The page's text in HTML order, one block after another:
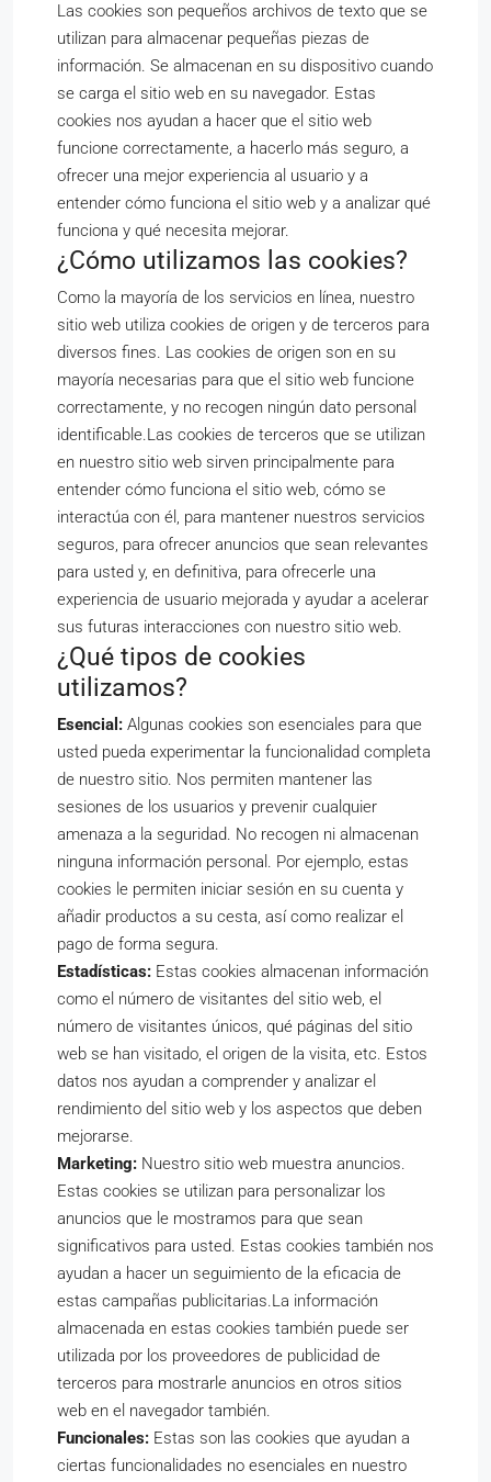
Las cookies son pequeños archivos de texto que se
utilizan para almacenar pequeñas piezas de
información. Se almacenan en su dispositivo cuando
se carga el sitio web en su navegador. Estas
cookies nos ayudan a hacer que el sitio web
funcione correctamente, a hacerlo más seguro, a
ofrecer una mejor experiencia al usuario y a
entender cómo funciona el sitio web y a analizar qué
funciona y qué necesita mejorar.
¿Cómo utilizamos las cookies?
Como la mayoría de los servicios en línea, nuestro
sitio web utiliza cookies de origen y de terceros para
diversos fines. Las cookies de origen son en su
mayoría necesarias para que el sitio web funcione
correctamente, y no recogen ningún dato personal
identificable.Las cookies de terceros que se utilizan
en nuestro sitio web sirven principalmente para
entender cómo funciona el sitio web, cómo se
interactúa con él, para mantener nuestros servicios
seguros, para ofrecer anuncios que sean relevantes
para usted y, en definitiva, para ofrecerle una
experiencia de usuario mejorada y ayudar a acelerar
sus futuras interacciones con nuestro sitio web.
¿Qué tipos de cookies
utilizamos?
Esencial: Algunas cookies son esenciales para que
usted pueda experimentar la funcionalidad completa
de nuestro sitio. Nos permiten mantener las
sesiones de los usuarios y prevenir cualquier
amenaza a la seguridad. No recogen ni almacenan
ninguna información personal. Por ejemplo, estas
cookies le permiten iniciar sesión en su cuenta y
añadir productos a su cesta, así como realizar el
pago de forma segura.
Estadísticas: Estas cookies almacenan información
como el número de visitantes del sitio web, el
número de visitantes únicos, qué páginas del sitio
web se han visitado, el origen de la visita, etc. Estos
datos nos ayudan a comprender y analizar el
rendimiento del sitio web y los aspectos que deben
mejorarse.
Marketing: Nuestro sitio web muestra anuncios.
Estas cookies se utilizan para personalizar los
anuncios que le mostramos para que sean
significativos para usted. Estas cookies también nos
ayudan a hacer un seguimiento de la eficacia de
estas campañas publicitarias.La información
almacenada en estas cookies también puede ser
utilizada por los proveedores de publicidad de
terceros para mostrarle anuncios en otros sitios
web en el navegador también.
Funcionales: Estas son las cookies que ayudan a
ciertas funcionalidades no esenciales en nuestro